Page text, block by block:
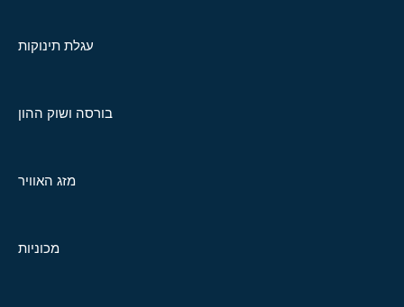
עגלת תינוקות
בורסה ושוק ההון
מזג האוויר
מכוניות